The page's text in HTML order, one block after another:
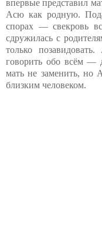
впервые представил
Асю как родную.
спорах — свекровь
сдружилась с
только
говорить обо всём —
мать не заменить, но
близким человеком.